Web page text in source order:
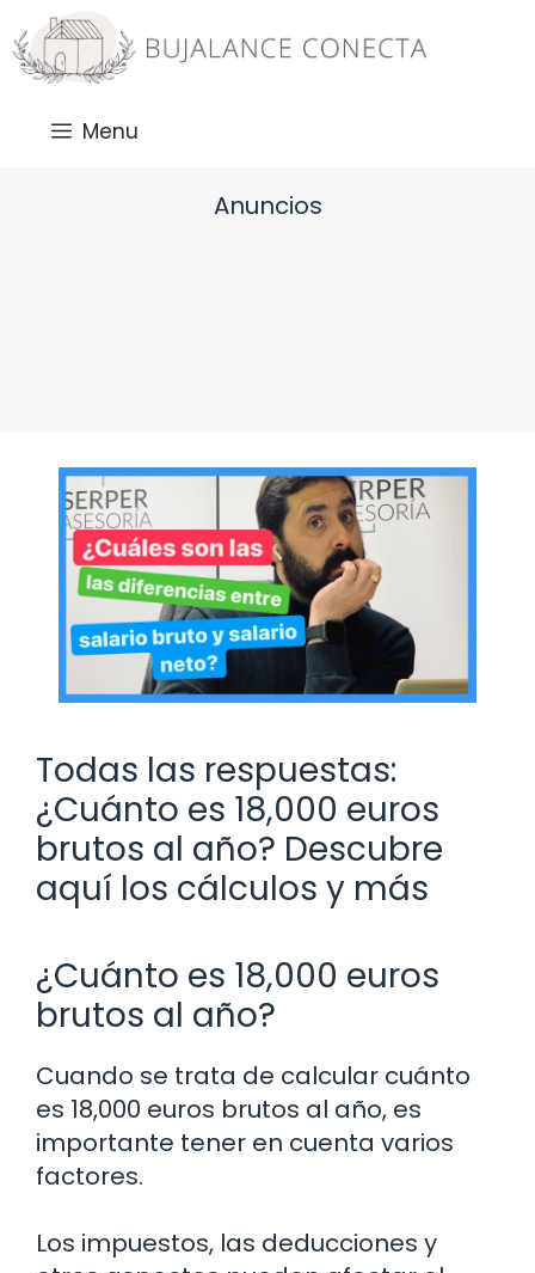
Saltar
al
contenido
Menu
Anuncios
Todas las respuestas:
¿Cuánto es 18,000 euros
brutos al año? Descubre
aquí los cálculos y más
¿Cuánto es 18,000 euros
brutos al año?
Cuando se trata de calcular cuánto
es 18,000 euros brutos al año, es
importante tener en cuenta varios
factores.
Los impuestos, las deducciones y